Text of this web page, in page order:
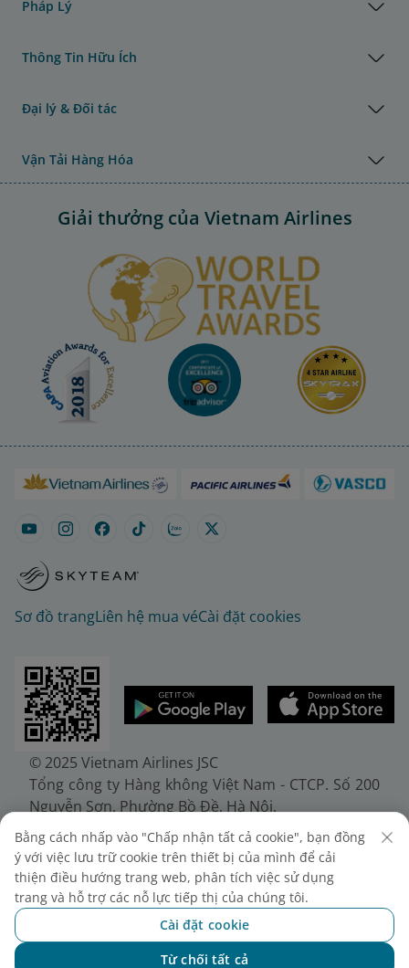
Pháp Lý
Thông Tin Hữu Ích
Đại lý & Đối tác
Vận Tải Hàng Hóa
Giải thưởng của Vietnam Airlines
Sơ đồ trangLiên hệ mua véCài đặt cookies
© 2025 Vietnam Airlines JSC
Tổng công ty Hàng không Việt Nam - CTCP. Số 200
Nguyễn Sơn, Phường Bồ Đề, Hà Nội.
Điện thoại: (+84-24) 38272289. Fax: (+84-24)
38722375
Giấy chứng nhận đăng ký doanh nghiệp, mã số
doanh nghiệp 0100107518, đăng ký lần đầu ngày
30/6/2010, đăng ký thay đổi lần thứ 10 ngày
24/7/2025, cấp bởi Sở Tài chính Thành phố Hà Nội.
Bằng cách nhấp vào "Chấp nhận tất cả cookie", bạn đồng
ý với việc lưu trữ cookie trên thiết bị của mình để cải
thiện điều hướng trang web, phân tích việc sử dụng
trang và hỗ trợ các nỗ lực tiếp thị của chúng tôi.
Cài đặt cookie
Từ chối tất cả